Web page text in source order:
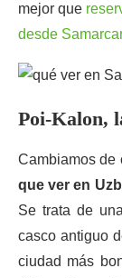
mejor que
desde
Poi-Kalon,
Cambiamos de
que ver en
Se trata de
casco antiguo
ciudad más